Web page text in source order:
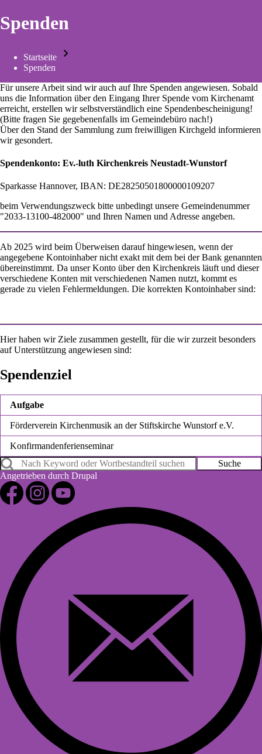
Spenden
Pfadnavigation
Startseite
Spenden
Für unsere Arbeit sind wir auch auf Ihre Spenden angewiesen. Sobald
uns die Information über den Eingang Ihrer Spende vom Kirchenamt
erreicht, erstellen wir selbstverständlich eine Spendenbescheinigung!
(Bitte fragen Sie gegebenenfalls im Gemeindebüro nach!)
Über den Stand der Sammlung zum freiwilligen Kirchgeld informieren
wir gesondert.
Spendenkonto: Ev.-luth Kirchenkreis Neustadt-Wunstorf
Sparkasse Hannover, IBAN: DE28250501800000109207
beim Verwendungszweck bitte unbedingt unsere Gemeindenummer
"2033-13100-482000" und Ihren Namen und Adresse angeben.
Ab 2025 wird beim Überweisen darauf hingewiesen, wenn der
angegebene Kontoinhaber nicht exakt mit dem bei der Bank genannten
übereinstimmt. Da unser Konto über den Kirchenkreis läuft und dieser
verschiedene Konten mit verschiedenen Namen nutzt, kommt es
gerade zu vielen Fehlermeldungen. Die korrekten Kontoinhaber sind:
Hier haben wir Ziele zusammen gestellt, für die wir zurzeit besonders
auf Unterstützung angewiesen sind:
Spendenziel
Aufgabe
Förderverein Kirchenmusik an der Stiftskirche Wunstorf e.V.
Konfirmandenferienseminar
Suche
Angetrieben durch Drupal